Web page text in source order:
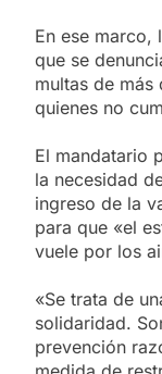
En ese marco,
que se
multas de más
quienes no
El mandatario
la necesidad
ingreso de la
para que «el
vuele por los
«Se trata de
solidaridad.
prevención